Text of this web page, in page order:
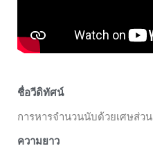
ชื่อวีดิทัศน์
การหารจำนวนนับด้วยเศษส่วน
ความยาว